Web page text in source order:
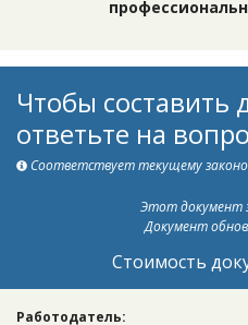
Чтобы составить
ответьте на
Соответствует текущему
Этот документ
Документ
Стоимость
Работодатель: